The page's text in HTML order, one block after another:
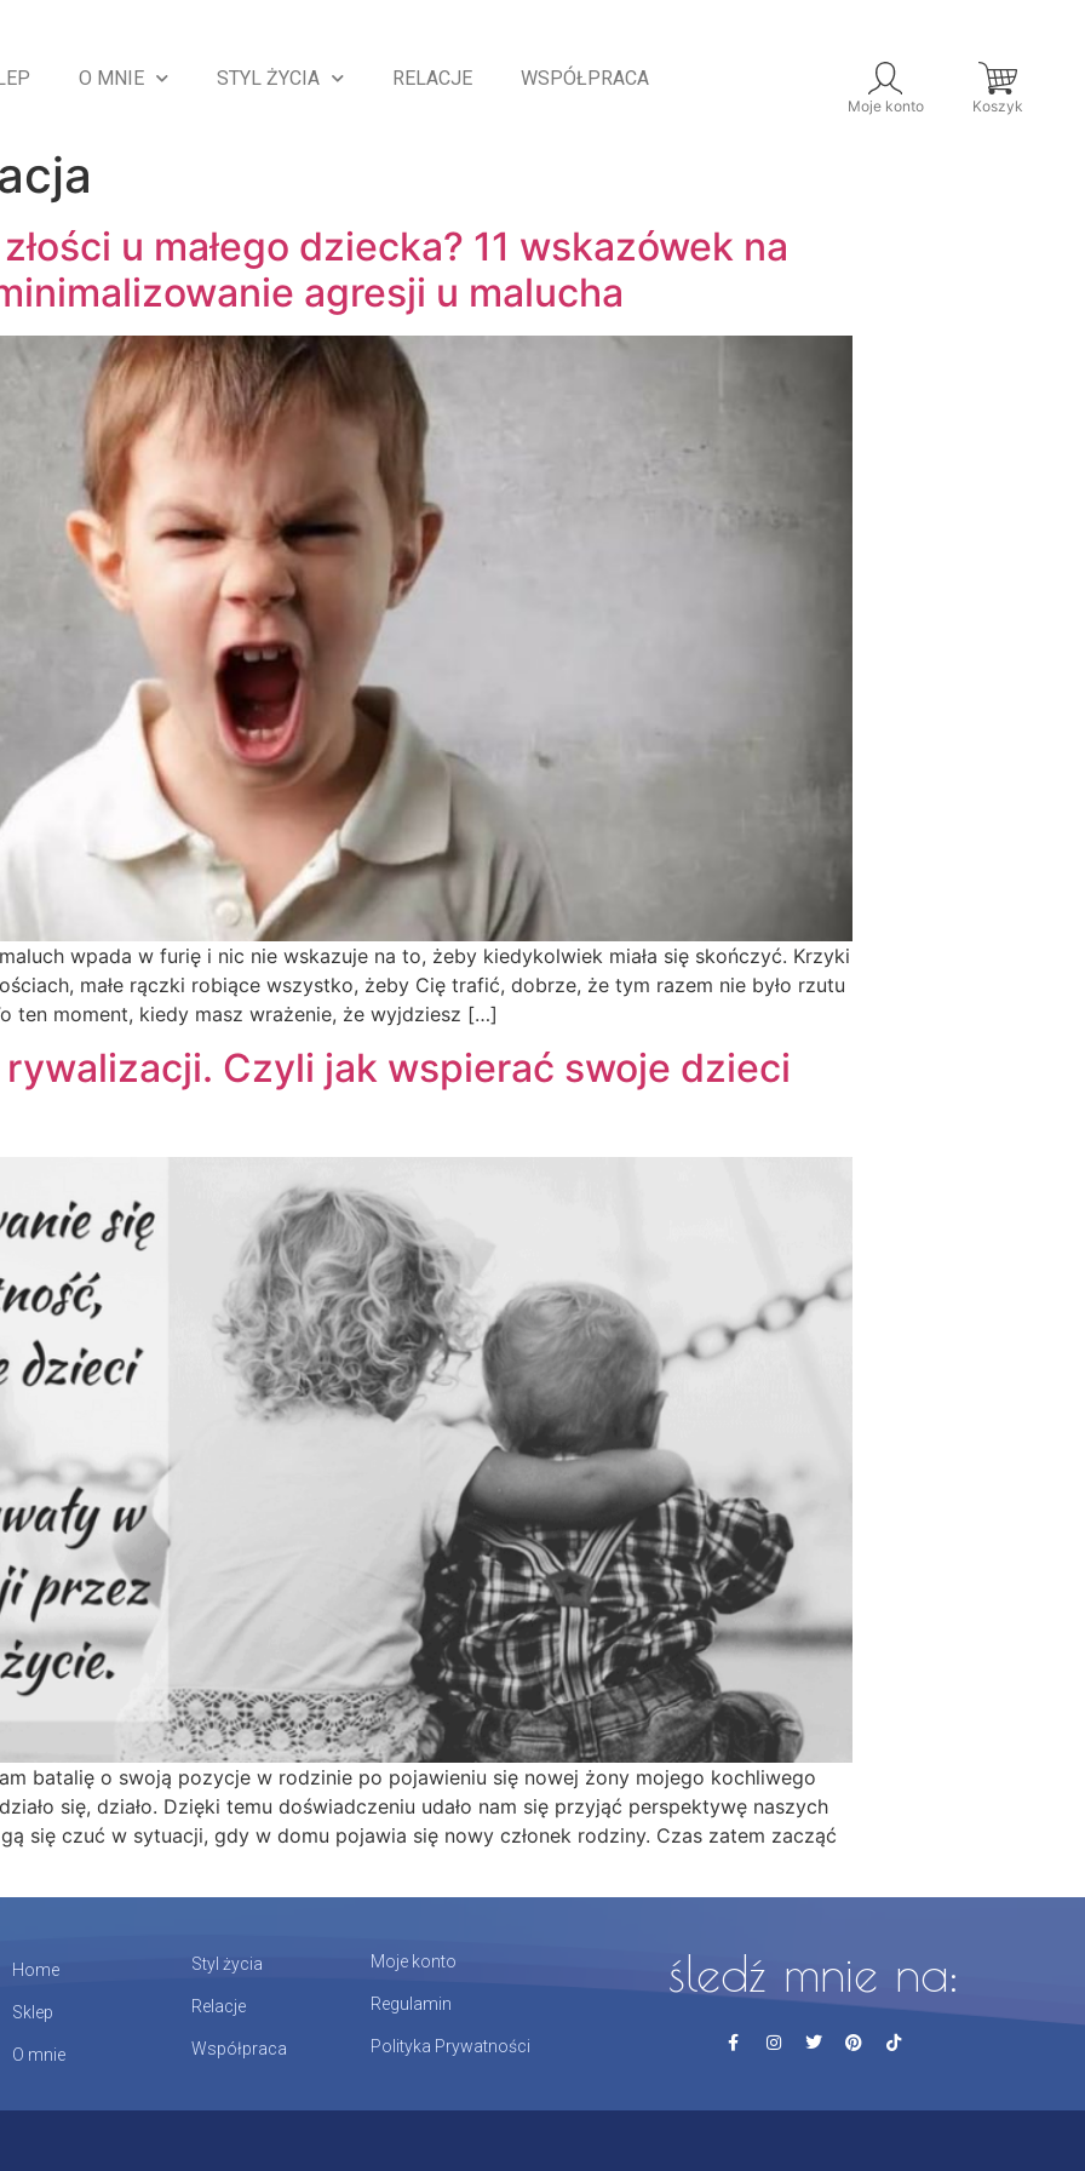
O MNIE STYL ŻYCIA RELACJE WSPÓŁPRACA
Moje konto Koszyk
u małego dziecka? 11 wskazówek na
agresji u malucha
wpada w furię i nic nie wskazuje na to, żeby kiedykolwiek miała się skończyć. Krzyki
małe rączki robiące wszystko, żeby Cię trafić, dobrze, że tym razem nie było rzutu
ten moment, kiedy masz wrażenie, że wyjdziesz […]
Czyli jak wspierać swoje dzieci
batalię o swoją pozycje w rodzinie po pojawieniu się nowej żony mojego kochliwego
się, działo. Dzięki temu doświadczeniu udało nam się przyjąć perspektywę naszych
się czuć w sytuacji, gdy w domu pojawia się nowy członek rodziny. Czas zatem zacząć
Home
Sklep
O mnie
Styl życia
Relacje
Współpraca
Moje konto
Regulamin
Polityka Prywatności
śledź mnie na: